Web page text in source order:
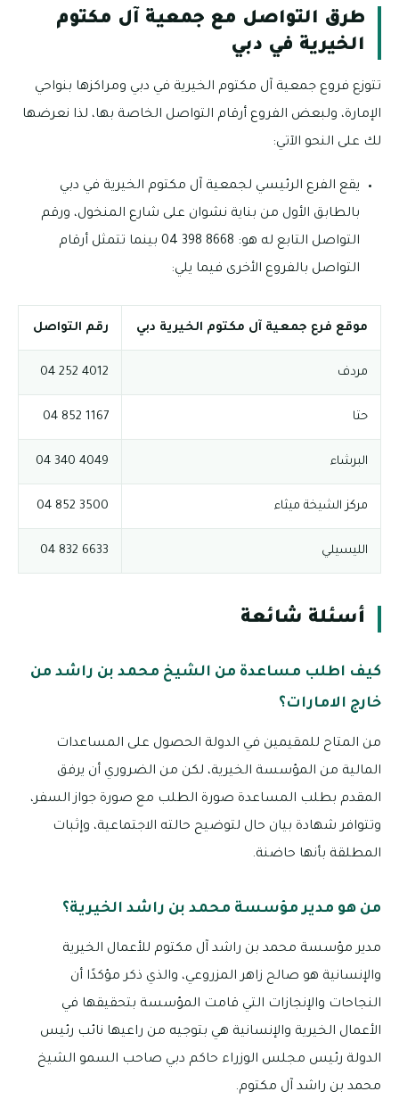
طرق التواصل مع جمعية آل مكتوم
الخيرية في دبي
تتوزع فروع جمعية آل مكتوم الخيرية في دبي ومراكزها بنواحي
الإمارة، ولبعض الفروع أرقام التواصل الخاصة بها، لذا نعرضها
لك على النحو الآتي:
يقع الفرع الرئيسي لجمعية آل مكتوم الخيرية في دبي
بالطابق الأول من بناية نشوان على شارع المنخول، ورقم
التواصل التابع له هو: 8668 398 04 بينما تتمثل أرقام
التواصل بالفروع الأخرى فيما يلي:
موقع فرع جمعية آل مكتوم الخيرية دبي رقم التواصل
مردف 4012 252 04
حتا 1167 852 04
البرشاء 4049 340 04
مركز الشيخة ميثاء 3500 852 04
الليسيلي 6633 832 04
أسئلة شائعة
كيف اطلب مساعدة من الشيخ محمد بن راشد من
خارج الامارات؟
من المتاح للمقيمين في الدولة الحصول على المساعدات
المالية من المؤسسة الخيرية، لكن من الضروري أن يرفق
المقدم بطلب المساعدة صورة الطلب مع صورة جواز السفر،
وتتوافر شهادة بيان حال لتوضيح حالته الاجتماعية، وإثبات
المطلقة بأنها حاضنة.
من هو مدير مؤسسة محمد بن راشد الخيرية؟
مدير مؤسسة محمد بن راشد آل مكتوم للأعمال الخيرية
والإنسانية هو صالح زاهر المزروعي، والذي ذكر مؤكدًا أن
النجاحات والإنجازات التي قامت المؤسسة بتحقيقها في
الأعمال الخيرية والإنسانية هي بتوجيه من راعيها نائب رئيس
الدولة رئيس مجلس الوزراء حاكم دبي صاحب السمو الشيخ
محمد بن راشد آل مكتوم.